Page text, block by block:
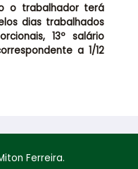
o trabalhador terá
dias trabalhados
13º salário
a 1/12
Ferreira.